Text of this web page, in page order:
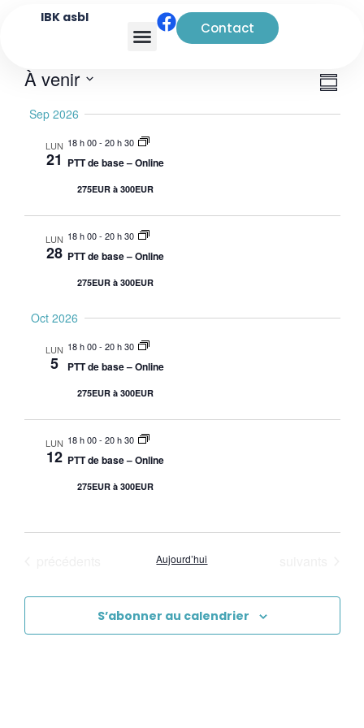
IBK asbl
Contact
par
de
À venir
la
date
Sep 2026
LUN
21
18 h 00- 20 h 30
PTT de base – Online
275EUR à 300EUR
LUN
28
18 h 00- 20 h 30
PTT de base – Online
275EUR à 300EUR
Oct 2026
LUN
5
18 h 00- 20 h 30
PTT de base – Online
275EUR à 300EUR
LUN
12
18 h 00- 20 h 30
PTT de base – Online
275EUR à 300EUR
Aujourd’hui
S’abonner au calendrier